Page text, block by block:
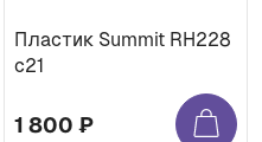
Пластик Summit RH228
c21
1 800 ₽